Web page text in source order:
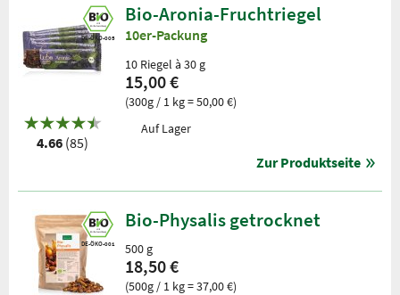
DE-ÖKO-005
4.66 (85)
Bio-Aronia-Fruchtriegel
10er-Packung
10 Riegel à 30 g
15,00 €
(300g / 1 kg = 50,00 €)
Auf Lager
Zur Produktseite
DE-ÖKO-001
Bio-Physalis getrocknet
500 g
18,50 €
(500g / 1 kg = 37,00 €)